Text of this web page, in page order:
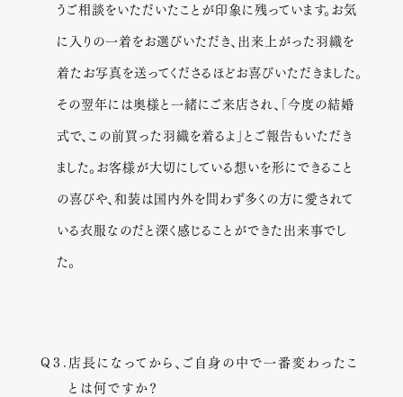
うご相談をいただいたことが印象に残っています。お気
に入りの一着をお選びいただき、出来上がった羽織を
着たお写真を送ってくださるほどお喜びいただきました。
その翌年には奥様と一緒にご来店され、「今度の結婚
式で、この前買った羽織を着るよ」とご報告もいただき
ました。お客様が大切にしている想いを形にできること
の喜びや、和装は国内外を問わず多くの方に愛されて
いる衣服なのだと深く感じることができた出来事でし
た。
Q３.店長になってから、ご自身の中で一番変わったこ
とは何ですか？